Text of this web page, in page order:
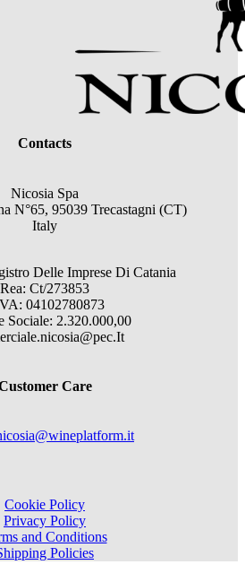
Contacts
Nicosia Spa
N°65, 95039 Trecastagni (CT)
Italy
Delle Imprese Di Catania
Rea: Ct/273853
04102780873
Sociale: 2.320.000,00
Care
Cookie Policy
Privacy Policy
and Conditions
Policies